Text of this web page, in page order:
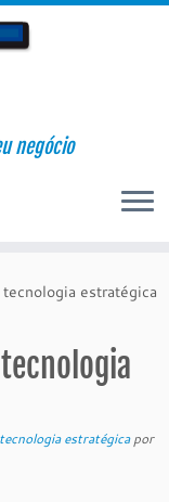
negócio
estratégica
tecnologia estratégicapor